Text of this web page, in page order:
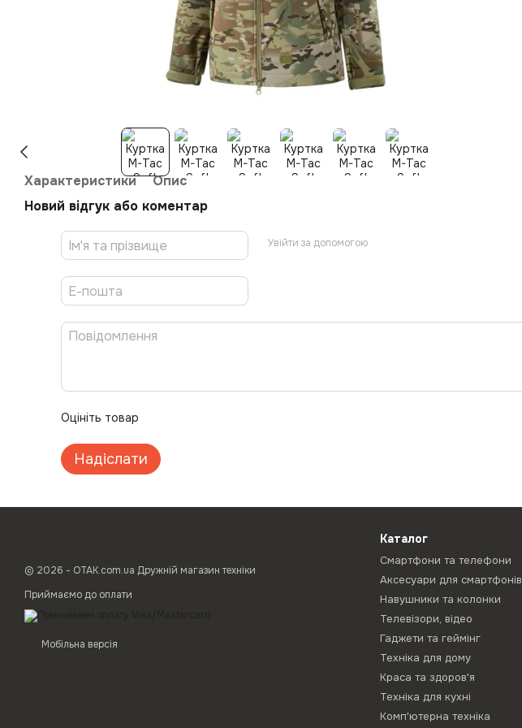
Характеристики
Опис
Новий відгук або коментар
Увійти за допомогою
Оцініть товар
Надіслати
© 2026 - ОТАК.com.ua Дружній магазин техніки
Приймаємо до оплати
Мобільна версія
Каталог
Смартфони та телефони
Аксесуари для смартфонів
Навушники та колонки
Телевізори, відео
Гаджети та геймінг
Техніка для дому
Краса та здоров'я
Техніка для кухні
Комп'ютерна техніка